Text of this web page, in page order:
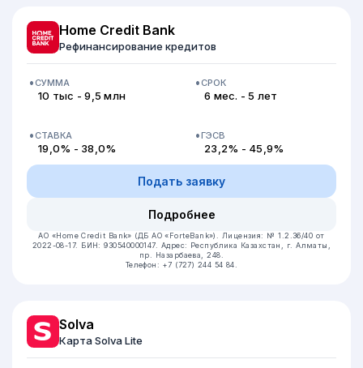
Home Credit Bank
Рефинансирование кредитов
СУММА
10 тыс - 9,5 млн
СРОК
6 мес. - 5 лет
СТАВКА
19,0% - 38,0%
ГЭСВ
23,2% - 45,9%
Подать заявку
Подробнее
АО «Home Credit Bank» (ДБ АО «ForteBank»).
Лицензия: № 1.2.36/40 от
2022-08-17. БИН: 930540000147. Адрес: Республика Казахстан, ​г. Алматы,
пр. Назарбаева, 248.
Телефон: +7 (727) 244 54 84.
Solva
Карта Solva Lite